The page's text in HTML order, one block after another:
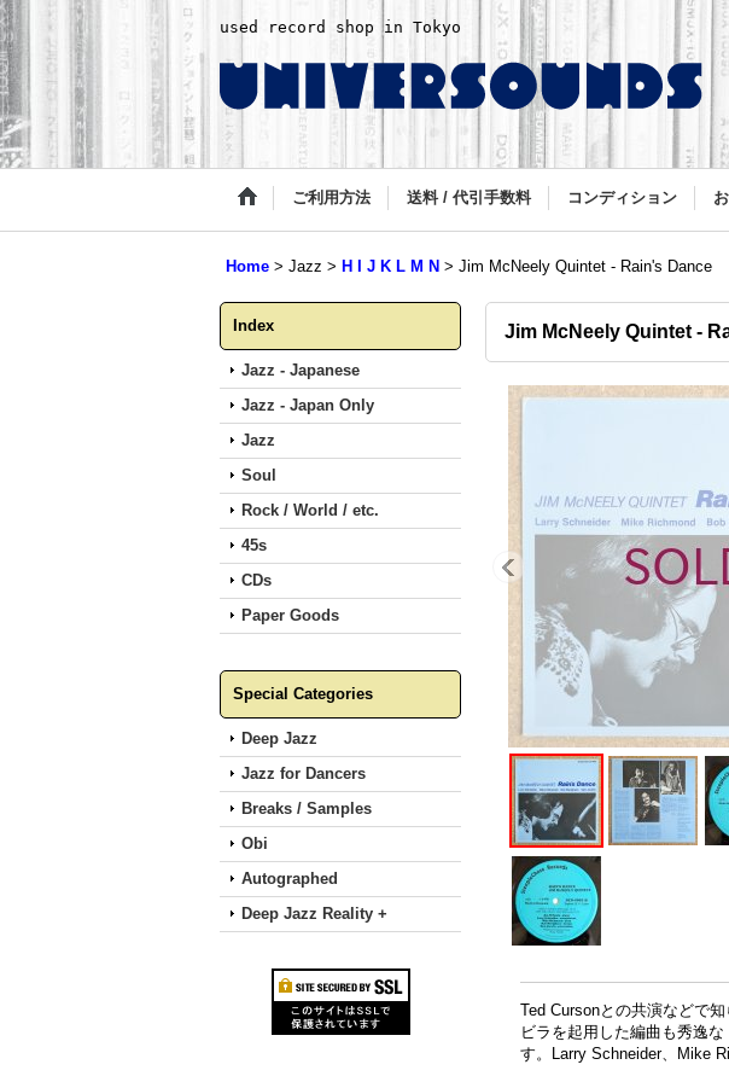
used record shop in Tokyo
ご利用方法 送料 / 代引手数料 コンディション
Home > Jazz > H I J K L M N > Jim McNeely Quintet - Rain's Dance
Index
Jazz - Japanese
Jazz - Japan Only
Jazz
Soul
Rock / World / etc.
45s
CDs
Paper Goods
Special Categories
Deep Jazz
Jazz for Dancers
Breaks / Samples
Obi
Autographed
Deep Jazz Reality +
Jim McNeely Quintet -
Ted Cursonとの共演などで
ビラを起用した編曲も秀逸な
す。Larry Schneider、Mike